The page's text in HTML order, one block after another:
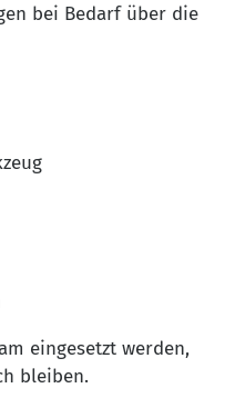
bei Bedarf über die
eingesetzt werden,
bleiben.